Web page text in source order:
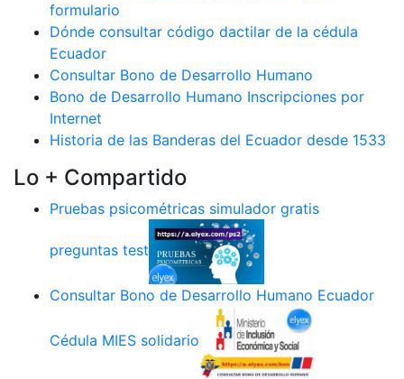
formulario
Dónde consultar código dactilar de la cédula
Ecuador
Consultar Bono de Desarrollo Humano
Bono de Desarrollo Humano Inscripciones por
Internet
Historia de las Banderas del Ecuador desde 1533
Lo + Compartido
Pruebas psicométricas simulador gratis
preguntas test
Consultar Bono de Desarrollo Humano Ecuador
Cédula MIES solidario